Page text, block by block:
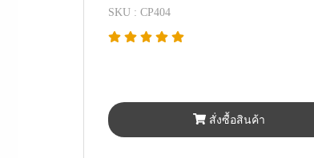
SKU : CP404
สั่งซื้อสินค้า